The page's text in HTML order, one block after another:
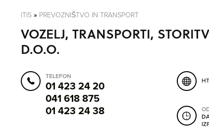
OMREŽNA ŠT.
ITIS » PREVOZNIŠTVO IN TRANSPORT
VOZELJ, TRANSPORTI,
D.O.O.
TELEFON
01 423 24 20
041 618 875
01 423 24 38